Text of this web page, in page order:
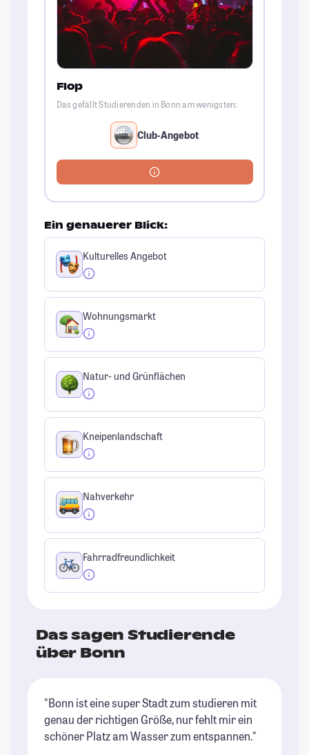
Flop
Das gefällt Studierenden in Bonn am wenigsten:
Club-Angebot
Ein genauerer Blick:
Kulturelles Angebot
Wohnungsmarkt
Natur- und Grünflächen
Kneipenlandschaft
Nahverkehr
Fahrradfreundlichkeit
Das sagen Studierende
über Bonn
"Bonn ist eine super Stadt zum studieren mit
genau der richtigen Größe, nur fehlt mir ein
schöner Platz am Wasser zum entspannen."